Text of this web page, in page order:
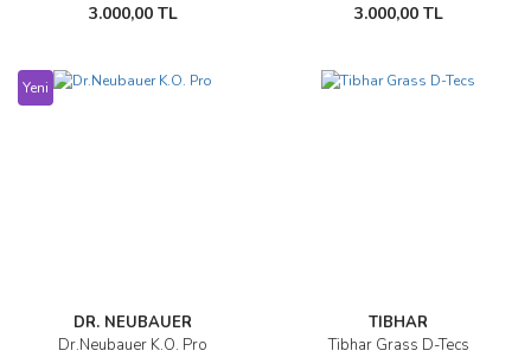
3.000,00 TL 3.000,00 TL
Yeni
DR. NEUBAUER
Dr.Neubauer K.O. Pro
TIBHAR
Tibhar Grass D-Tecs